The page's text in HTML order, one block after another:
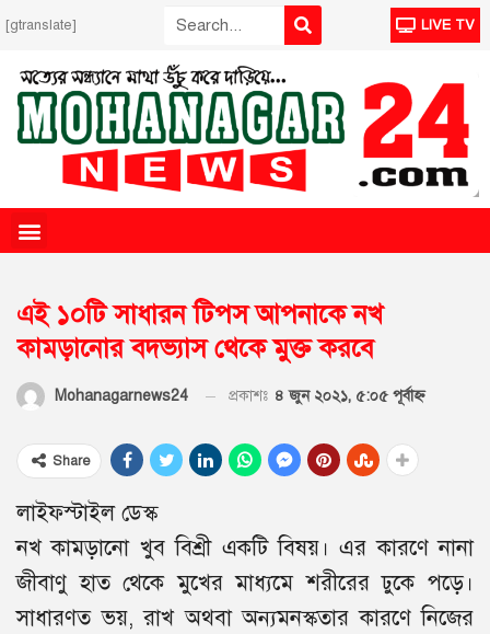
[gtranslate] LIVE TV
এই ১০টি সাধারন টিপস আপনাকে নখ
কামড়ানোর বদভ্যাস থেকে মুক্ত করবে
Mohanagarnews24 প্রকাশঃ ৪ জুন ২০২১, ৫:০৫ পূর্বাহ্ণ
Share
লাইফস্টাইল ডেস্ক
নখ কামড়ানো খুব বিশ্রী একটি বিষয়। এর কারণে নানা
জীবাণু হাত থেকে মুখের মাধ্যমে শরীরের ঢুকে পড়ে।
সাধারণত ভয়, রাখ অথবা অন্যমনস্কতার কারণে নিজের